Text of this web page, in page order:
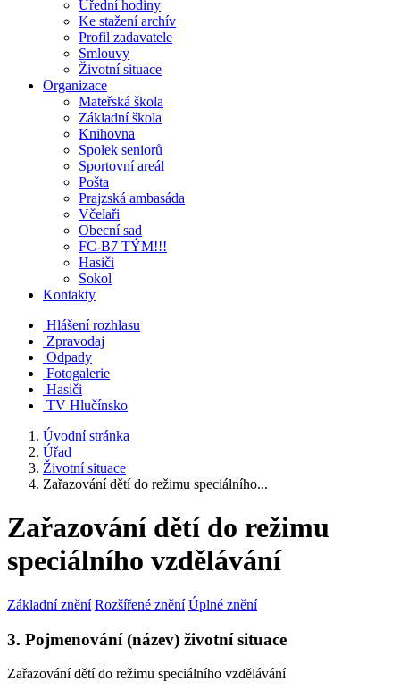
Úřední hodiny
Ke stažení archív
Profil zadavatele
Smlouvy
Životní situace
Organizace
Mateřská škola
Základní škola
Knihovna
Spolek seniorů
Sportovní areál
Pošta
Prajzská ambasáda
Včelaři
Obecní sad
FC-B7 TÝM!!!
Hasiči
Sokol
Kontakty
Hlášení rozhlasu
Zpravodaj
Odpady
Fotogalerie
Hasiči
TV Hlučínsko
Úvodní stránka
Úřad
Životní situace
Zařazování dětí do režimu speciálního...
Zařazování dětí do režimu
speciálního vzdělávání
Základní znění Rozšířené znění Úplné znění
3. Pojmenování (název) životní situace
Zařazování dětí do režimu speciálního vzdělávání